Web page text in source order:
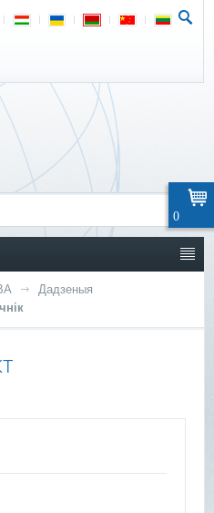
Дадзеныя
0